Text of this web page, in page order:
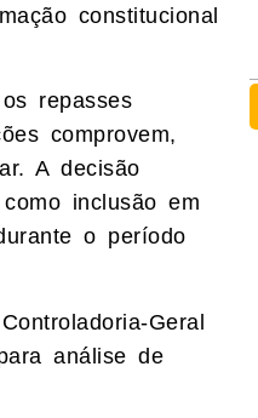
constitucional
repasses
comprovem,
A decisão
inclusão em
o período
Geral
análise de